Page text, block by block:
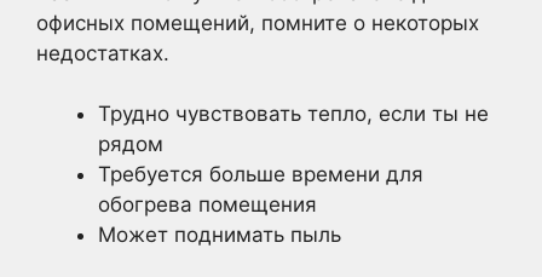
офисных помещений, помните о некоторых
недостатках.
Трудно чувствовать тепло, если ты не
рядом
Требуется больше времени для
обогрева помещения
Может поднимать пыль